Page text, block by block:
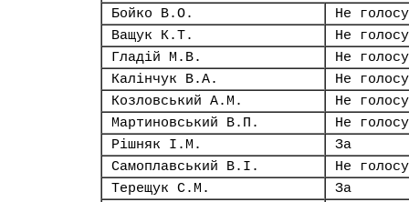
Бойко В.О.
Не
Ващук К.Т.
Не
Гладій М.В.
Не
Калінчук В.А.
Не
Козловський А.М.
Не
Мартиновський В.П.
Не
Рішняк І.М.
За
Самоплавський В.І.
Не
Терещук С.М.
За